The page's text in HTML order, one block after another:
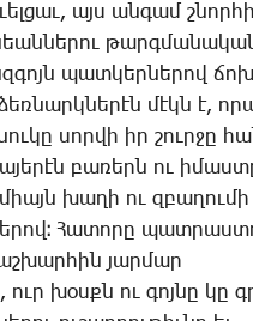
այս ան­գամ
պատ­կեր­նե­րով
մէկն է,
սոր­վի իր շուր­ջը
բա­ռերն ու
խա­ղի ու զբա­ղու­մի
­Հա­տո­րը
յար­մար
խօսքն ու գոյ­նը կը